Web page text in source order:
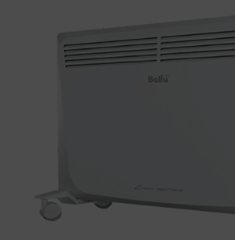
Красота и Уход